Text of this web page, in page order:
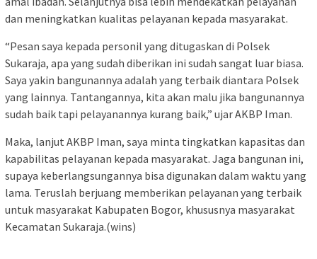
dan meningkatkan kualitas pelayanan kepada masyarakat.
“Pesan saya kepada personil yang ditugaskan di Polsek
Sukaraja, apa yang sudah diberikan ini sudah sangat luar biasa.
Saya yakin bangunannya adalah yang terbaik diantara Polsek
yang lainnya. Tantangannya, kita akan malu jika bangunannya
sudah baik tapi pelayanannya kurang baik,” ujar AKBP Iman.
Maka, lanjut AKBP Iman, saya minta tingkatkan kapasitas dan
kapabilitas pelayanan kepada masyarakat. Jaga bangunan ini,
supaya keberlangsungannya bisa digunakan dalam waktu yang
lama. Teruslah berjuang memberikan pelayanan yang terbaik
untuk masyarakat Kabupaten Bogor, khususnya masyarakat
Kecamatan Sukaraja.(wins)